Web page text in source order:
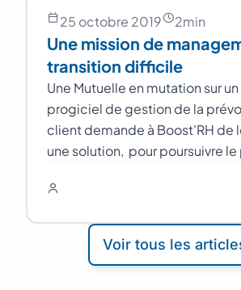
25 octobre 2019 2min
Une mission de
transition difficile
Une Mutuelle en mutation sur
progiciel de gestion de la
client demande à Boost'RH de
une solution, pour poursuivre
Voir tous les